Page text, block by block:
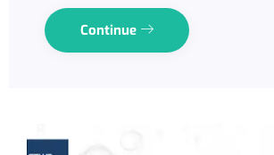
Continue